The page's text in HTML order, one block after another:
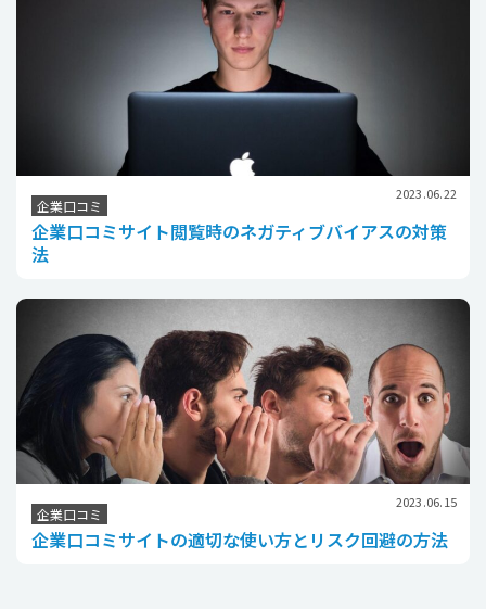
2023.06.22
企業口コミ
企業口コミサイト閲覧時のネガティブバイアスの対策
法
2023.06.15
企業口コミ
企業口コミサイトの適切な使い方とリスク回避の方法